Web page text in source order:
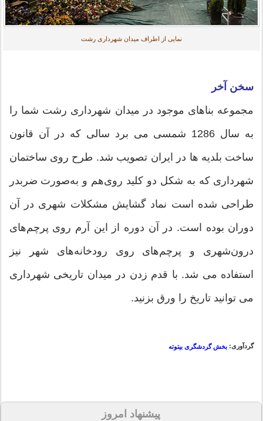
نمایی از اطراف میدان شهرداری رشت
سخن آخر
مجموعه بناهای موجود در میدان شهرداری رشت شما را
به سال 1286 شمسی می برد سالی که در آن قانون
ساخت بلدیه ها در ایران تصویب شد. طرح روی ساختمان
شهرداری که به شکل دو کلید روی‌هم و به‌صورت ضربدر
طراحی شده است نماد گشایش مشکلات شهری در آن
دوران بوده است. در آن دوره از این آرم روی پرچم‌های
درون‌شهری و پرچم‌های روی رودخانه‌های شهر نیز
استفاده می شد. با قدم زدن در میدان تاریخی شهرداری
می توانید تاریخ را ورق بزنید.
گردآوری: بخش گردشگری بیتوته
پیشنهاد امروز